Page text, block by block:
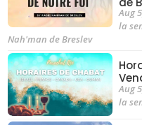
Aug
la
Nah'man de Breslev
Aug
la